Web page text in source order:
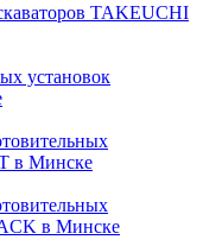
TAKEUCHI
установок
в Минске
в Минске